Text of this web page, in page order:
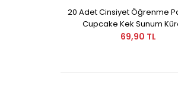
20 Adet Cinsiyet Öğrenme
Cupcake Kek Sunum
69,90 TL